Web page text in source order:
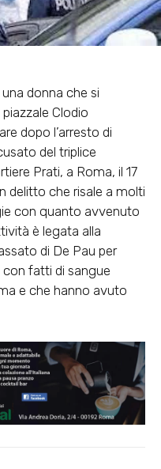
donna che si
Clodio
dopo l’arresto di
del triplice
Prati, a Roma, il 17
delitto che risale a molti
con quanto avvenuto
è legata alla
di De Pau per
fatti di sangue
e che hanno avuto